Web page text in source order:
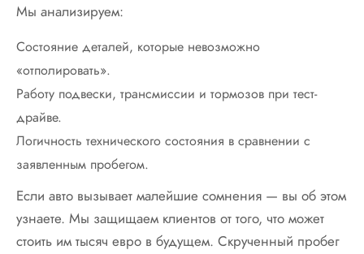
Мы анализируем:
Состояние деталей, которые невозможно
«отполировать».
Работу подвески, трансмиссии и тормозов при тест-
драйве.
Логичность технического состояния в сравнении с
заявленным пробегом.
Если авто вызывает малейшие сомнения — вы об этом
узнаете. Мы защищаем клиентов от того, что может
стоить им тысяч евро в будущем. Скрученный пробег